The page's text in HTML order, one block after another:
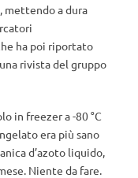
a dura
ha poi riportato
rivista del gruppo
in freezer a -80 °C
era più sano
d’azoto liquido,
Niente da fare.